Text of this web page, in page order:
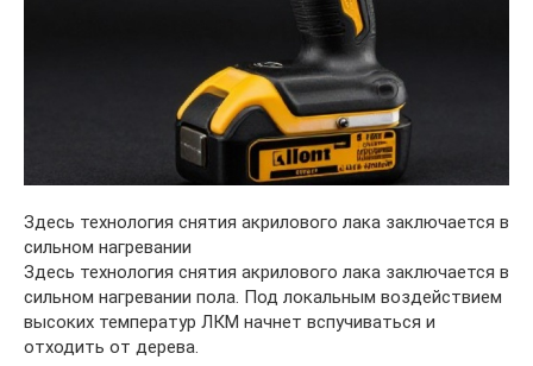
Здесь технология снятия акрилового лака заключается в
сильном нагревании
Здесь технология снятия акрилового лака заключается в
сильном нагревании пола. Под локальным воздействием
высоких температур ЛКМ начнет вспучиваться и
отходить от дерева.